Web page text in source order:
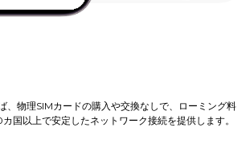
、物理SIMカードの購入や交換なしで、ローミング料
国以上で安定したネットワーク接続を提供します。